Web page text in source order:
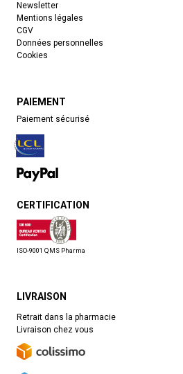
Newsletter
Mentions légales
CGV
Données personnelles
Cookies
PAIEMENT
Paiement sécurisé
CERTIFICATION
ISO-9001 QMS Pharma
LIVRAISON
Retrait dans la pharmacie
Livraison chez vous